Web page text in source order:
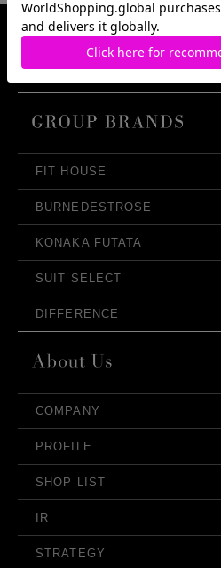
FIT HOUSE
BURNEDESTROSE
KONAKA FUTATA
SUIT SELECT
DIFFERENCE
COMPANY
PROFILE
SHOP LIST
IR
STRATEGY